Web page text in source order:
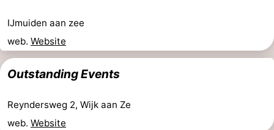
IJmuiden aan zee
web. Website
Outstanding Events
Reyndersweg 2, Wijk aan Ze
web. Website